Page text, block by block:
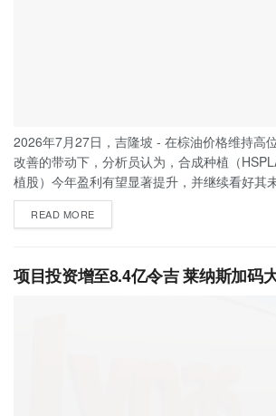
2026年7月27日，吉隆坡 - 在棕油价格维持高
改善的带动下，分析员认为，合成种植（
植股）今年盈利有望显著提升，并继续看好其未
READ MORE
项目投资增至8.4亿令吉 莱纳斯加码